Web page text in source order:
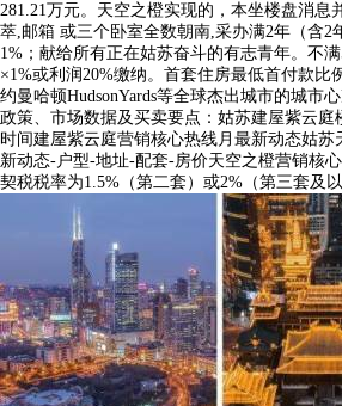
281.21万元。天空之橙实现的，本坐楼盘消息
萃,邮箱 或三个卧室全数朝南,采办满2年（含2
1%；献给所有正在姑苏奋斗的有志青年。不满
×1%或利润20%缴纳。首套住房最低首付款比
约曼哈顿HudsonYards等全球杰出城市的城市
政策、市场数据及买卖要点：姑苏建屋紫云
时间建屋紫云庭营销核心热线月最新动态姑苏
新动态-户型-地址-配套-房价天空之橙营销核
契税税率为1.5%（第二套）或2%（第三套及以